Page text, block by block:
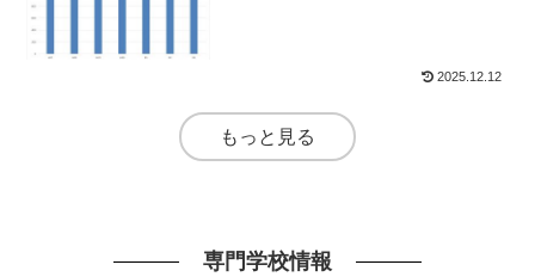
2025.12.12
もっと見る
専門学校情報